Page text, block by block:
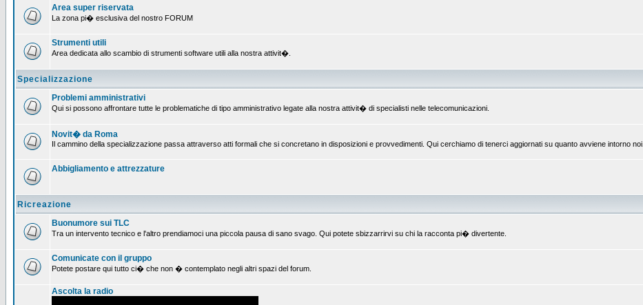
Area super riservata
La zona pi� esclusiva del nostro FORUM
Strumenti utili
Area dedicata allo scambio di strumenti software utili alla nostra attivit�.
Specializzazione
Problemi amministrativi
Qui si possono affrontare tutte le problematiche di tipo amministrativo legate alla nostra attivit� di specialisti nelle telecomunicazioni.
Novit� da Roma
Il cammino della specializzazione passa attraverso atti formali che si concretano in disposizioni e provvedimenti. Qui cerchiamo di tenerci aggiornati su quanto avviene intorno noi.
Abbigliamento e attrezzature
Ricreazione
Buonumore sui TLC
Tra un intervento tecnico e l'altro prendiamoci una piccola pausa di sano svago. Qui potete sbizzarrirvi su chi la racconta pi� divertente.
Comunicate con il gruppo
Potete postare qui tutto ci� che non � contemplato negli altri spazi del forum.
Ascolta la radio